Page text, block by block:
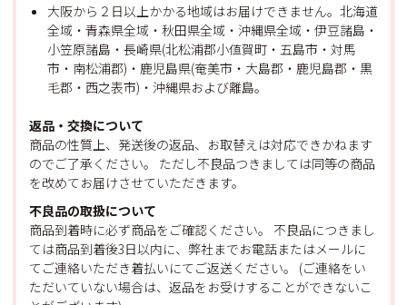
大阪から２日以上かかる地域はお届けできません。北海道
全域・青森県全域・秋田県全域・沖縄県全域・伊豆諸島・
小笠原諸島・長崎県(北松浦郡小値賀町・五島市・対馬
市・南松浦郡)・鹿児島県(奄美市・大島郡・鹿児島郡・黒
毛郡・西之表市)・沖縄県および離島。
返品・交換について
商品の性質上、発送後の返品、お取替えは対応できかねます
のでご了承ください。 ただし不良品つきましては同等の商品
を改めてお届けさせていただきます。
不良品の取扱について
商品到着時に必ず商品をご確認ください。 不良品につきまし
ては商品到着後3日以内に、弊社までお電話またはメールに
てご連絡いただき着払いにてご返送ください。 (ご連絡をい
ただいていない場合は、返品をお受けすることができないこ